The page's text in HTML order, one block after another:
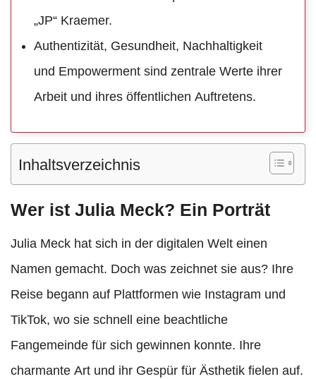
„JP“ Kraemer.
Authentizität, Gesundheit, Nachhaltigkeit
und Empowerment sind zentrale Werte ihrer
Arbeit und ihres öffentlichen Auftretens.
Inhaltsverzeichnis
Wer ist Julia Meck? Ein Porträt
Julia Meck hat sich in der digitalen Welt einen
Namen gemacht. Doch was zeichnet sie aus? Ihre
Reise begann auf Plattformen wie Instagram und
TikTok, wo sie schnell eine beachtliche
Fangemeinde für sich gewinnen konnte. Ihre
charmante Art und ihr Gespür für Ästhetik fielen auf.